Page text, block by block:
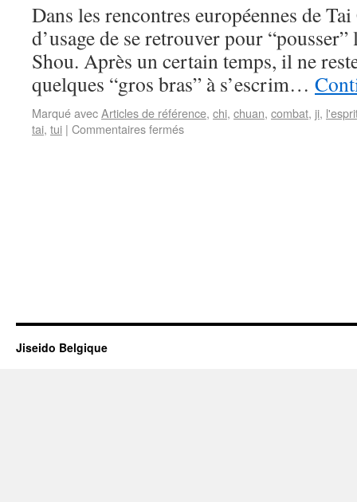
Dans les rencontres européennes de
d’usage de se retrouver pour
Shou. Après un certain temps, il ne
quelques “gros bras” à s’escrim…
Marqué avecArticles de référence, chi, chuan, combat, ji,
tai, tui | Commentaires fermés
Jiseido Belgique